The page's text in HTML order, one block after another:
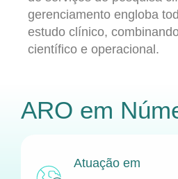
gerenciamento engloba
estudo clínico,
científico e operacional.
ARO em
Atuação em